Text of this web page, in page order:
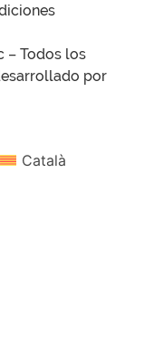
– Todos los
por
Català